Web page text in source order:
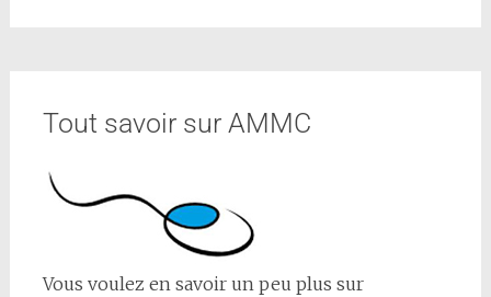
Tout savoir sur AMMC
Vous voulez en savoir un peu plus sur